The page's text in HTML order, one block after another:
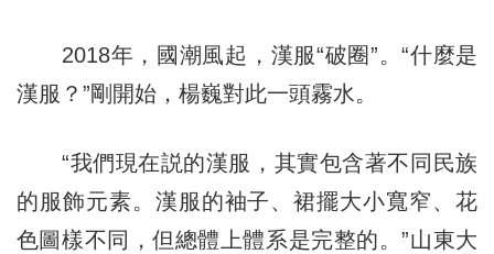
2018年，國潮風起，漢服“破圈”。“什麼是
漢服？”剛開始，楊巍對此一頭霧水。
“我們現在説的漢服，其實包含著不同民族
的服飾元素。漢服的袖子、裙擺大小寬窄、花
色圖樣不同，但總體上體系是完整的。”山東大